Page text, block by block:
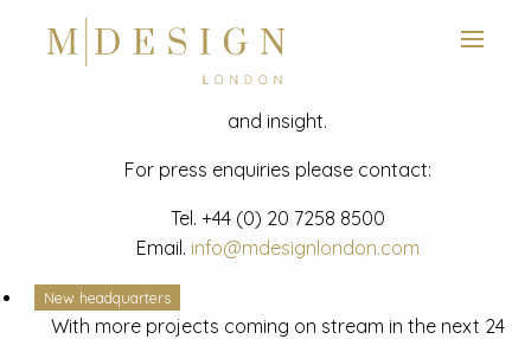
News
Latest mdesign development project and advisory news
and insight.
For press enquiries please contact:
Tel. +44 (0) 20 7258 8500
Email. info@mdesignlondon.com
New headquarters
With more projects coming on stream in the next 24